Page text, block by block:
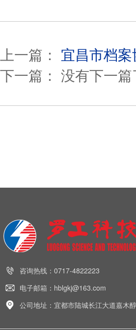
上一篇： 宜昌市档
下一篇： 没有下一篇
咨询热线：0717-4822223
电子邮箱：hblgkj@163.com
公司地址：宜都市陆城长江大道嘉木